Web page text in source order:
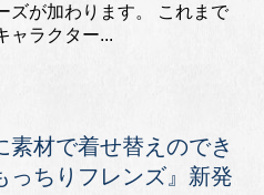
ズが加わります。 これまで
ャラクター...
素材で着せ替えのでき
っちりフレンズ』新発